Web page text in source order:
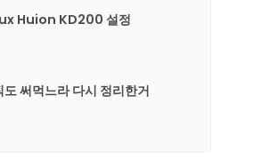
Huion KD200 설정
도 써먹느라 다시 정리한거